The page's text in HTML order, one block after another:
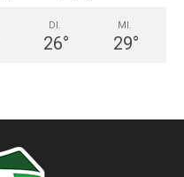
DI.
26°
MI.
29°